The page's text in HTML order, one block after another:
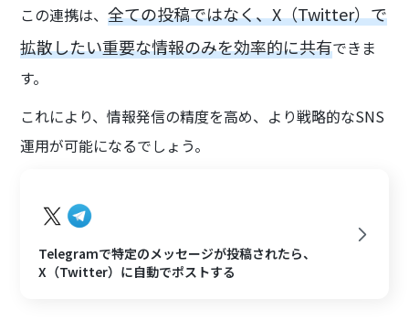
この連携は、全ての投稿ではなく、X（Twitter）で
拡散したい重要な情報のみを効率的に共有できま
す。
これにより、情報発信の精度を高め、より戦略的なSNS
運用が可能になるでしょう。
Telegramで特定のメッセージが投稿されたら、
X（Twitter）に自動でポストする